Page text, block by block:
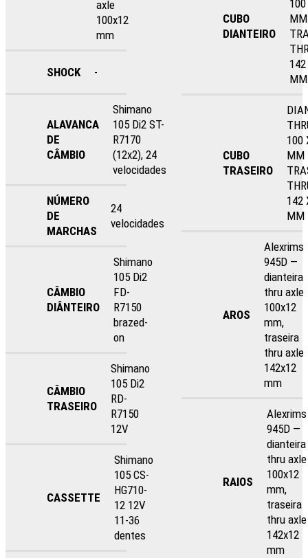
axle
100x12
mm
SHOCK -
ALAVANCA
DE
CÂMBIO
Shimano
105 Di2 ST-
R7170
(12x2), 24
velocidades
NÚMERO
DE
MARCHAS
24
velocidades
CÂMBIO
DIÂNTEIRO
Shimano
105 Di2
FD-
R7150
brazed-
on
CÂMBIO
TRASEIRO
Shimano
105 Di2
RD-
R7150
12V
CASSETTE
Shimano
105 CS-
HG710-
12 12V
11-36
dentes
CUBO
DIANTEIRO
MM
MM
CUBO
TRASEIRO
100
MM
142
MM
AROS
Alexrims
945D —
dianteira
thru axle
100x12
mm,
traseira
thru axle
142x12
mm
RAIOS
Alexrims
945D —
dianteira
thru axle
100x12
mm,
traseira
thru axle
142x12
mm